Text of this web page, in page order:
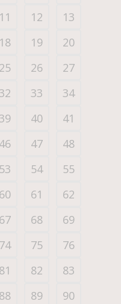
11 12
13
18 19
20
25 26
27
33
34
40
41
46 47
48
53 54
55
60 61
62
67 68
69
74 75
76
81 82
83
88 89
90